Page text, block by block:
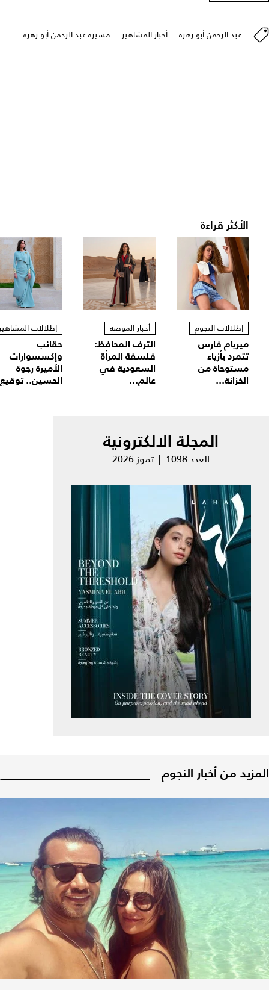
عبد الرحمن أبو زهرة أخبار المشاهير مسيرة عبد الرحمن أبو زهرة
الأكثر قراءة
إطلالات النجوم
ميريام فارس
تتمرد بأزياء
مستوحاة من
الخزانة...
أخبار الموضة
الترف المحافظ:
فلسفة المرأة
السعودية في
عالم...
إطلالات
حقائب
وإكسسوارات
الأميرة رجوة
الحسين..
المجلة الالكترونية
العدد 1098 | تموز 2026
المزيد من أخبار النجوم